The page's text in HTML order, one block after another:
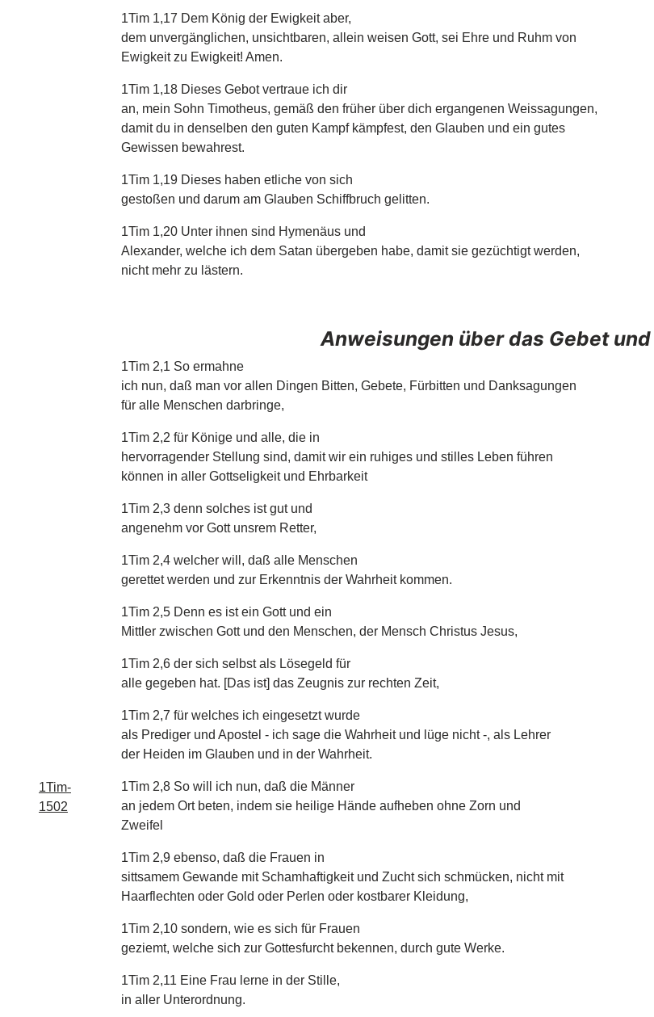
1Tim 1,17 Dem König der Ewigkeit aber,
dem unvergänglichen, unsichtbaren, allein weisen Gott, sei Ehre und Ruhm von
Ewigkeit zu Ewigkeit! Amen.
1Tim 1,18 Dieses Gebot vertraue ich dir
an, mein Sohn Timotheus, gemäß den früher über dich ergangenen Weissagungen,
damit du in denselben den guten Kampf kämpfest, den Glauben und ein gutes
Gewissen bewahrest.
1Tim 1,19 Dieses haben etliche von sich
gestoßen und darum am Glauben Schiffbruch gelitten.
1Tim 1,20 Unter ihnen sind Hymenäus und
Alexander, welche ich dem Satan übergeben habe, damit sie gezüchtigt werden,
nicht mehr zu lästern.
1Tim-
1502
Anweisungen über das Gebet
1Tim 2,1 So ermahne
ich nun, daß man vor allen Dingen Bitten, Gebete, Fürbitten und Danksagungen
für alle Menschen darbringe,
1Tim 2,2 für Könige und alle, die in
hervorragender Stellung sind, damit wir ein ruhiges und stilles Leben führen
können in aller Gottseligkeit und Ehrbarkeit
1Tim 2,3 denn solches ist gut und
angenehm vor Gott unsrem Retter,
1Tim 2,4 welcher will, daß alle Menschen
gerettet werden und zur Erkenntnis der Wahrheit kommen.
1Tim 2,5 Denn es ist ein Gott und ein
Mittler zwischen Gott und den Menschen, der Mensch Christus Jesus,
1Tim 2,6 der sich selbst als Lösegeld für
alle gegeben hat. [Das ist] das Zeugnis zur rechten Zeit,
1Tim 2,7 für welches ich eingesetzt wurde
als Prediger und Apostel - ich sage die Wahrheit und lüge nicht -, als Lehrer
der Heiden im Glauben und in der Wahrheit.
1Tim 2,8 So will ich nun, daß die Männer
an jedem Ort beten, indem sie heilige Hände aufheben ohne Zorn und
Zweifel
1Tim 2,9 ebenso, daß die Frauen in
sittsamem Gewande mit Schamhaftigkeit und Zucht sich schmücken, nicht mit
Haarflechten oder Gold oder Perlen oder kostbarer Kleidung,
1Tim 2,10 sondern, wie es sich für Frauen
geziemt, welche sich zur Gottesfurcht bekennen, durch gute Werke.
1Tim 2,11 Eine Frau lerne in der Stille,
in aller Unterordnung.